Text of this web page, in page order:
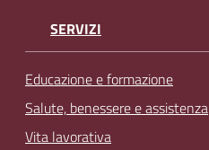
SERVIZI
Educazione e formazione
Salute, benessere e assistenza
Vita lavorativa